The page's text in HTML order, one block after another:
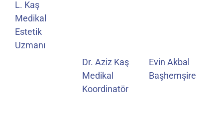
L. Kaş
Medikal
Estetik
Uzmanı
Dr. Aziz Kaş
Medikal
Koordinatör
Evin Akbal
Başhemşire